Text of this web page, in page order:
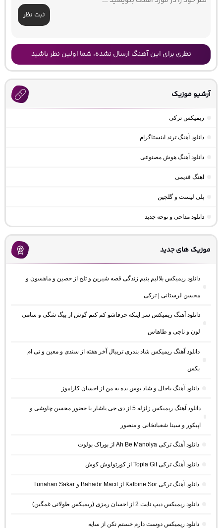
ثبت نظر
نظری برای این آهنگ ارسال نشده، شما اولین نظر باشید
آرشیو موزیک
ریمیکس ترکی
دانلود آهنگ ترند اینستاگرام
دانلود آهنگ هوش مصنوعی
اهنگ قدیمی
پلی لیست و گلچین
دانلود مداحی و نوحه جدید
موزیک های جدید
دانلود ریمیکس بلالیم بنیم زندگی قصه شیرین و تلخ از حصین و ماهسون و
محسن لرستانی | ترکی
دانلود آهنگ ریمیکس سر اینکه حرفاشو کم کنم گوش از بیگ شگی و سامی
لون و ناجی و طاهاس
دانلود آهنگ ریمیکس شاد بندری تریبال آخر هفته از سندی و معین و تی ام
بکس
دانلود آهنگ باحال و شاد بوس بده به من از احسان کاراموز
دانلود آهنگ ریمیکس زلزله 5 از دی جی یاشار با حضور محسن چاوشی و
اپیکور و سینا شعبانخانی و منصور
دانلود آهنگ ترکی Ah Be Manolya از بوراک بولوت
دانلود آهنگ ترکی Topla Git از کورتولوش کوش
دانلود آهنگ ترکی Kalbine Sor از Bahadır Macit و Tunahan Sakar
دانلود ریمیکس دیپ نایت 2 از احسان رمزی (ریمیکس طولانی غمگین)
دانلود ریمیکس دوست دارم خستم نکن از سایه